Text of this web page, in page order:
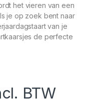
het vieren van een
je op zoek bent naar
van je
de perfecte
BTW